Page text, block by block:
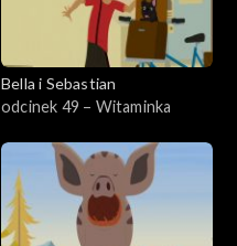
Bella i Sebastian
odcinek 49 – Witaminka